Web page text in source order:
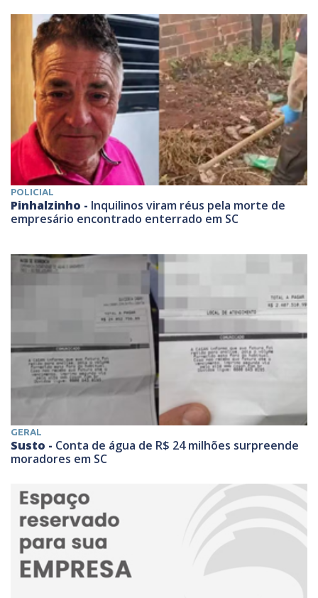
POLICIAL
Pinhalzinho - Inquilinos viram réus pela morte de
empresário encontrado enterrado em SC
GERAL
Susto - Conta de água de R$ 24 milhões surpreende
moradores em SC